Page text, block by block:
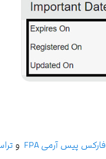
فارکس پیس آرمی FPA و